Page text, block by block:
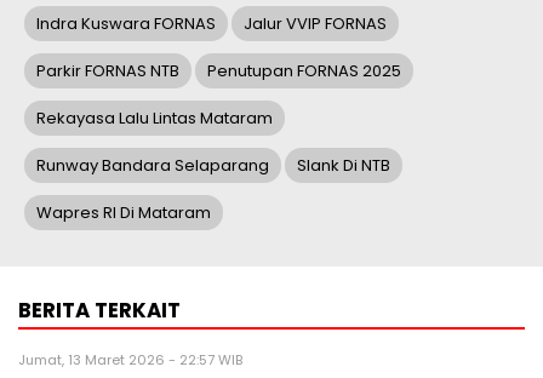
Indra Kuswara FORNAS Jalur VVIP FORNAS
Parkir FORNAS NTB Penutupan FORNAS 2025
Rekayasa Lalu Lintas Mataram
Runway Bandara Selaparang Slank Di NTB
Wapres RI Di Mataram
BERITA TERKAIT
Jumat, 13 Maret 2026 - 22:57 WIB